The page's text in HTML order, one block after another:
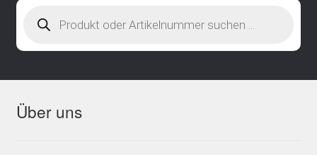
search
Über uns